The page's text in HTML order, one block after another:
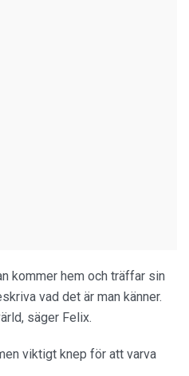
kommer hem och träffar sin
vad det är man känner.
säger Felix.
viktigt knep för att varva